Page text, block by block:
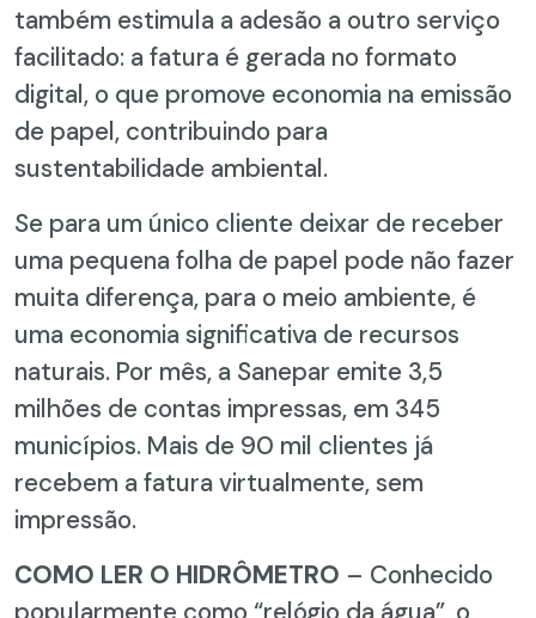
também estimula a adesão a outro serviço
facilitado: a fatura é gerada no formato
digital, o que promove economia na emissão
de papel, contribuindo para
sustentabilidade ambiental.
Se para um único cliente deixar de receber
uma pequena folha de papel pode não fazer
muita diferença, para o meio ambiente, é
uma economia significativa de recursos
naturais. Por mês, a Sanepar emite 3,5
milhões de contas impressas, em 345
municípios. Mais de 90 mil clientes já
recebem a fatura virtualmente, sem
impressão.
COMO LER O HIDRÔMETRO – Conhecido
popularmente como “relógio da água”, o